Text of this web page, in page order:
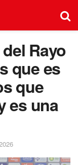
Rayo
que es
que
es una